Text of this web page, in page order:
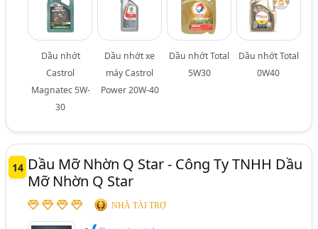
Dầu nhớt
Castrol
Magnatec 5W-
30
Dầu nhớt xe
máy Castrol
Power 20W-40
Dầu nhớt Total
5W30
Dầu nhớt Total
0W40
14 Dầu Mỡ Nhờn Q Star - Công Ty TNHH Dầu
Mỡ Nhờn Q Star
NHÀ TÀI TRỢ